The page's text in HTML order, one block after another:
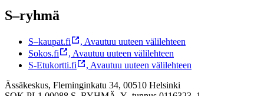
S–ryhmä
S–kaupat.fi , Avautuu uuteen välilehteen
Sokos.fi
, Avautuu uuteen välilehteen
S-Etukortti.fi
, Avautuu uuteen välilehteen
Ässäkeskus, Fleminginkatu 34, 00510 Helsinki